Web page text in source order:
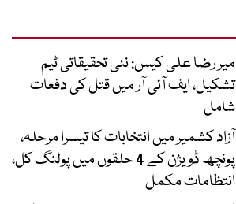
میر رضا علی کیس: نئی تحقیقاتی ٹیم
تشکیل، ایف آئی آر میں قتل کی دفعات
شامل
آزاد کشمیر میں انتخابات کا تیسرا مرحلہ،
پونچھ ڈویژن کے 4 حلقوں میں پولنگ کل،
انتظامات مکمل